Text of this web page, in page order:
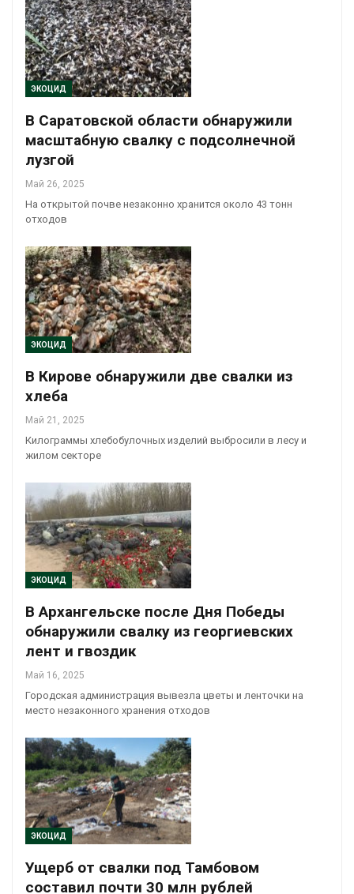
ЭКОЦИД
В Саратовской области обнаружили
масштабную свалку с подсолнечной
лузгой
Май 26, 2025
На открытой почве незаконно хранится около 43 тонн
отходов
ЭКОЦИД
В Кирове обнаружили две свалки из
хлеба
Май 21, 2025
Килограммы хлебобулочных изделий выбросили в лесу и
жилом секторе
ЭКОЦИД
В Архангельске после Дня Победы
обнаружили свалку из георгиевских
лент и гвоздик
Май 16, 2025
Городская администрация вывезла цветы и ленточки на
место незаконного хранения отходов
ЭКОЦИД
Ущерб от свалки под Тамбовом
составил почти 30 млн рублей